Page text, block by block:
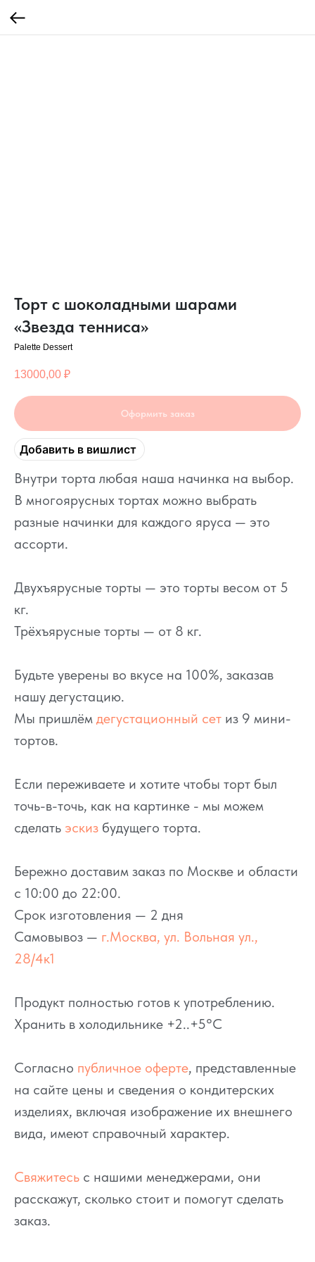
Торт с шоколадными шарами
«Звезда тенниса»
Palette Dessert
13000,00 ₽
Оформить заказ
Добавить в вишлист
Внутри торта любая наша начинка на выбор.
В многоярусных тортах можно выбрать
разные начинки для каждого яруса — это
ассорти.
Двухъярусные торты — это торты весом от 5
кг.
Трёхъярусные торты — от 8 кг.
Будьте уверены во вкусе на 100%, заказав
нашу дегустацию.
Мы пришлём дегустационный сет из 9 мини-
тортов.
Если переживаете и хотите чтобы торт был
точь-в-точь, как на картинке - мы можем
сделать эскиз будущего торта.
Бережно доставим заказ по Москве и области
с 10:00 до 22:00.
Срок изготовления — 2 дня
Самовывоз — г.Москва, ул. Вольная ул.,
28/4к1
Продукт полностью готов к употреблению.
Хранить в холодильнике +2..+5°C
Согласно публичное оферте, представленные
на сайте цены и сведения о кондитерских
изделиях, включая изображение их внешнего
вида, имеют справочный характер.
Свяжитесь с нашими менеджерами, они
расскажут, сколько стоит и помогут сделать
заказ.